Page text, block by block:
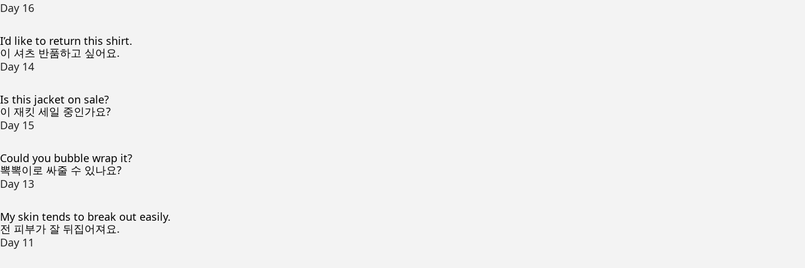
Day 16
I’d like to return this shirt.
이 셔츠 반품하고 싶어요.
Day 14
Is this jacket on sale?
이 재킷 세일 중인가요?
Day 15
Could you bubble wrap it?
뽁뽁이로 싸줄 수 있나요?
Day 13
My skin tends to break out easily.
전 피부가 잘 뒤집어져요.
Day 11